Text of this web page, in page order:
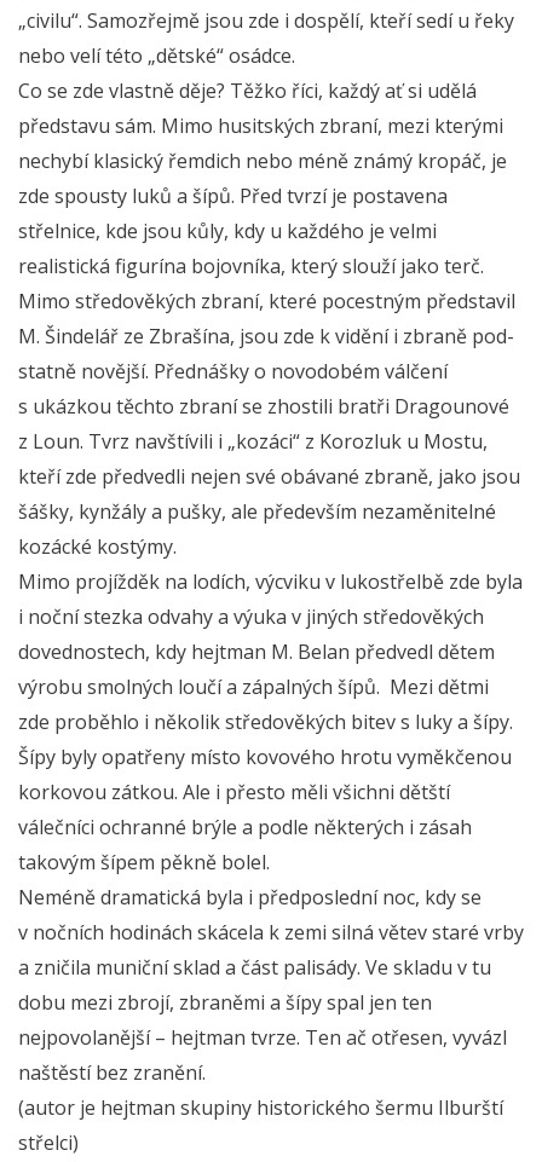
„civilu“. Samozřejmě jsou zde i dospělí, kteří sedí u řeky
nebo velí této „dětské“ osádce.
Co se zde vlastně děje? Těžko říci, každý ať si udělá
představu sám. Mimo husitských zbraní, mezi kterými
nechybí klasický řemdich nebo méně známý kropáč, je
zde spousty luků a šípů. Před tvrzí je postavena
střelnice, kde jsou kůly, kdy u každého je velmi
realistická figurína bojovníka, který slouží jako terč.
Mimo středověkých zbraní, které pocestným představil
M. Šindelář ze Zbrašína, jsou zde k vidění i zbraně pod-
statně novější. Přednášky o novodobém válčení
s ukázkou těchto zbraní se zhostili bratři Dragounové
z Loun. Tvrz navštívili i „kozáci“ z Korozluk u Mostu,
kteří zde předvedli nejen své obávané zbraně, jako jsou
šášky, kynžály a pušky, ale především nezaměnitelné
kozácké kostýmy.
Mimo projížděk na lodích, výcviku v lukostřelbě zde byla
i noční stezka odvahy a výuka v jiných středověkých
dovednostech, kdy hejtman M. Belan předvedl dětem
výrobu smolných loučí a zápalných šípů. Mezi dětmi
zde proběhlo i několik středověkých bitev s luky a šípy.
Šípy byly opatřeny místo kovového hrotu vyměkčenou
korkovou zátkou. Ale i přesto měli všichni dětští
válečníci ochranné brýle a podle některých i zásah
takovým šípem pěkně bolel.
Neméně dramatická byla i předposlední noc, kdy se
v nočních hodinách skácela k zemi silná větev staré vrby
a zničila muniční sklad a část palisády. Ve skladu v tu
dobu mezi zbrojí, zbraněmi a šípy spal jen ten
nejpovolanější – hejtman tvrze. Ten ač otřesen, vyvázl
naštěstí bez zranění.
(autor je hejtman skupiny historického šermu Ilburští
střelci)